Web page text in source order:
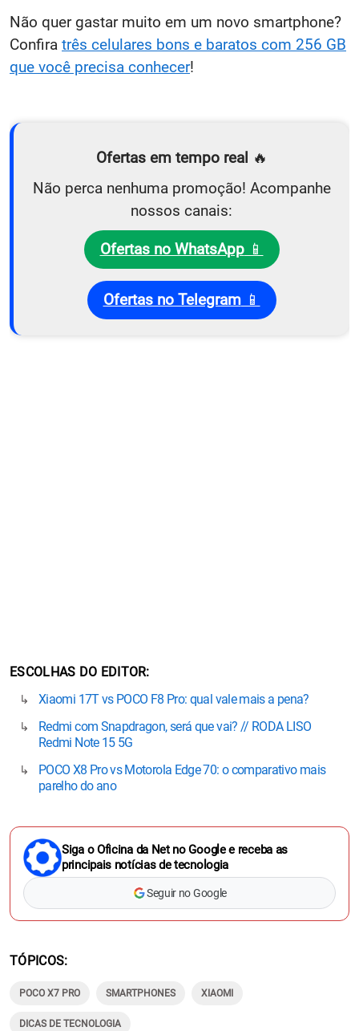
Não quer gastar muito em um novo smartphone?
Confira três celulares bons e baratos com 256 GB
que você precisa conhecer!
Ofertas em tempo real 🔥
Não perca nenhuma promoção! Acompanhe
nossos canais:
Ofertas no WhatsApp📱
Ofertas no Telegram📱
ESCOLHAS DO EDITOR
Xiaomi 17T vs POCO F8 Pro: qual vale mais a pena?
Redmi com Snapdragon, será que vai? // RODA LISO
Redmi Note 15 5G
POCO X8 Pro vs Motorola Edge 70: o comparativo mais
parelho do ano
Siga o Oficina da Net no Google e receba as
principais notícias de tecnologia
Seguir no Google
TÓPICOS
POCO X7 PRO SMARTPHONES XIAOMI
DICAS DE TECNOLOGIA